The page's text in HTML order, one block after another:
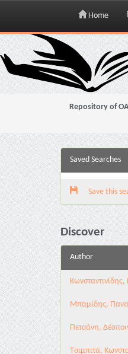
Skip
navigation
Home
Repository of
Saved Searches
Save this
Discover
Author
Μπαμίδης,
Πετσάνη,
Τσιμπιτά,